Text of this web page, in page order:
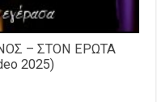
– ΣΤΟΝ ΕΡΩΤΑ
2025)